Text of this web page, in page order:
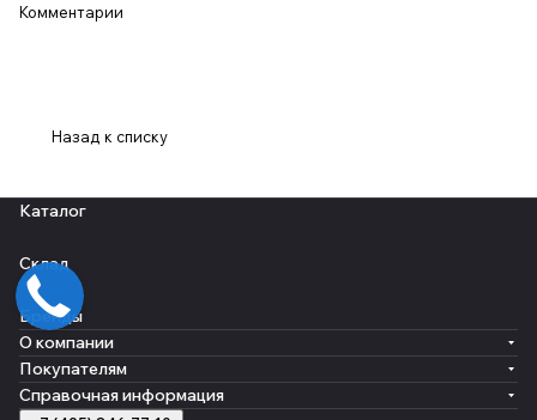
Комментарии
Назад к списку
Каталог
Склад
Бренды
О компании
Покупателям
Справочная информация